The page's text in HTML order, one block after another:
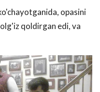
opasini
qoldirgan edi, va